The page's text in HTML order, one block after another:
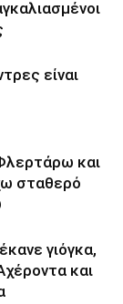
είναι
και
σταθερό
γιόγκα,
και